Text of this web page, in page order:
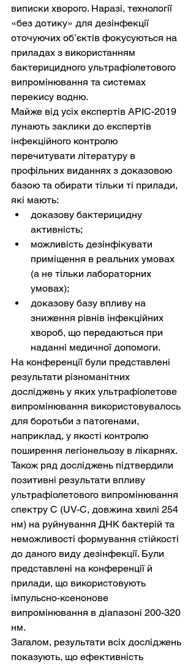
виписки хворого. Наразі, технології
«без дотику» для дезінфекції
оточуючих об’єктів фокусуються на
приладах з використанням
бактерицидного ультрафіолетового
випромінювання та системах
перекису водню.
Майже від усіх експертів APIC-2019
лунають заклики до експертів
інфекційного контролю
перечитувати літературу в
профільних виданнях з доказовою
базою та обирати тільки ті прилади,
які мають:
доказову бактерицидну
активність;
можливість дезінфікувати
приміщення в реальних умовах
(а не тільки лабораторних
умовах);
доказову базу впливу на
зниження рівнів інфекційних
хвороб, що передаються при
наданні медичної допомоги.
На конференції були представлені
результати різноманітних
досліджень у яких ультрафіолетове
випромінювання використовувалось
для боротьби з патогенами,
наприклад, у якості контролю
поширення легіонельозу в лікарнях.
Також ряд досліджень підтвердили
позитивні результати впливу
ультрафіолетового випромінювання
спектру С (UV-C, довжина хвилі 254
нм) на руйнування ДНК бактерій та
неможливості формування стійкості
до даного виду дезінфекції. Були
представлені на конференції й
прилади, що використовують
імпульсно-ксенонове
випромінювання в діапазоні 200-320
нм.
Загалом, результати всіх досліджень
показують, що ефективність